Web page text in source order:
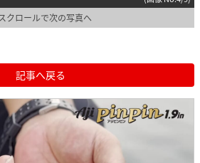
クロールで次の写真へ
記事へ戻る